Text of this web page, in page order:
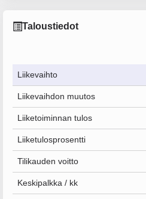
Taloustiedot
Liikevaihto
Liikevaihdon muutos
Liiketoiminnan tulos
Liiketulosprosentti
Tilikauden voitto
Keskipalkka / kk